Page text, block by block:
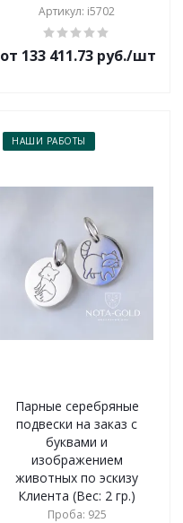
Артикул: i5702
от 133 411.73 руб./шт
НАШИ РАБОТЫ
Парные серебряные
подвески на заказ с
буквами и
изображением
животных по эскизу
Клиента (Вес: 2 гр.)
Проба: 925